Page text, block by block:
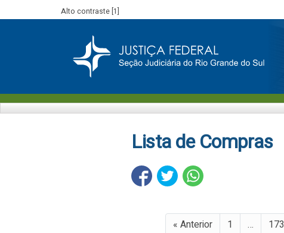
Alto contraste [1]
Lista de Compras
« Anterior 1 … 173